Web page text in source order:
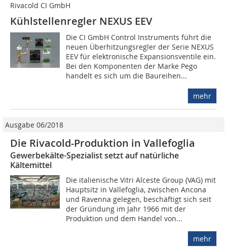
Rivacold CI GmbH
Kühlstellenregler NEXUS EEV
Die CI GmbH Control Instruments führt die
neuen Überhitzungsregler der Serie NEXUS
EEV für elektronische Expansionsventile ein.
Bei den Komponenten der Marke Pego
handelt es sich um die Baureihen...
mehr
Ausgabe 06/2018
Die Rivacold-Produktion in Vallefoglia
Gewerbekälte-Spezialist setzt auf natürliche
Kältemittel
Die italienische Vitri Alceste Group (VAG) mit
Hauptsitz in Vallefoglia, zwischen Ancona
und Ravenna gelegen, beschäftigt sich seit
der Gründung im Jahr 1966 mit der
Produktion und dem Handel von...
mehr